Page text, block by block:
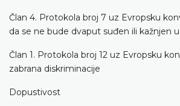
Član 4. Protokola broj 7 uz Evropsku
da se ne bude dvaput suđen ili kažnjen
Član 1. Protokola broj 12 uz Evropsku
zabrana diskriminacije
Dopustivost